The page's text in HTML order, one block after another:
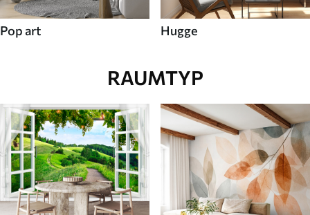
Pop art Hugge
RAUMTYP